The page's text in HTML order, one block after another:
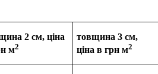
2 см, ціна
м2
товщина 3 см,
ціна в грн м2